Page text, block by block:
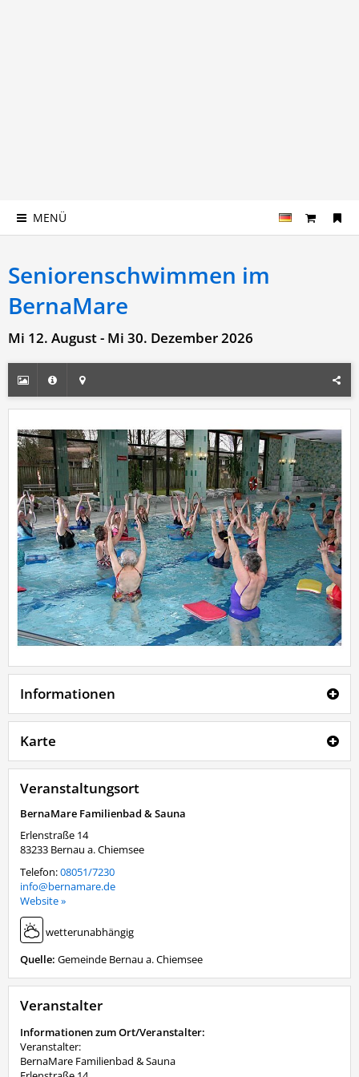
MENÜ
Seniorenschwimmen im
BernaMare
Mi 12. August - Mi 30. Dezember 2026
Informationen
Karte
Veranstaltungsort
BernaMare Familienbad & Sauna
Erlenstraße 14
83233 Bernau a. Chiemsee
Telefon:08051/7230
info@bernamare.de
Website »
wetterunabhängig
Quelle: Gemeinde Bernau a. Chiemsee
Veranstalter
Informationen zum Ort/Veranstalter:
Veranstalter:
BernaMare Familienbad & Sauna